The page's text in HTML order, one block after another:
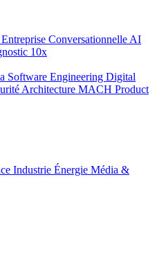
Entreprise Conversationnelle AI
10x
Software Engineering Digital
Architecture MACH Product
Industrie Énergie Média &